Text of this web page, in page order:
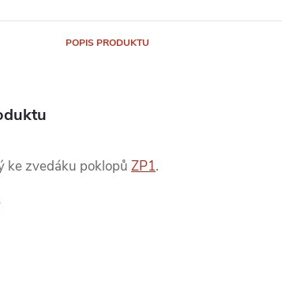
POPIS PRODUKTU
ke zvedáku poklopů ZP1.